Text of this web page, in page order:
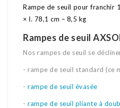
Rampe de seuil pour franchir
× l. 78,1 cm – 8,5 kg
Rampes de seuil
Nos rampes de seuil se
- rampe de seuil standard (ce
- rampe de seuil évasée
- rampe de seuil pliante à